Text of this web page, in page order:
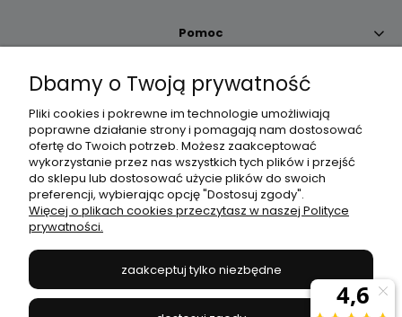
Pomoc
Moje konto
Płatności i dostawa
Informacje
JANEX
669-050-03-43
Dbamy o Twoją prywatność
Pliki cookies i pokrewne im technologie umożliwiają
poprawne działanie strony i pomagają nam dostosować
ofertę do Twoich potrzeb. Możesz zaakceptować
wykorzystanie przez nas wszystkich tych plików i przejść
do sklepu lub dostosować użycie plików do swoich
preferencji, wybierając opcję "Dostosuj zgody".
Więcej o plikach cookies przeczytasz w naszej Polityce
prywatności.
zaakceptuj tylko niezbędne